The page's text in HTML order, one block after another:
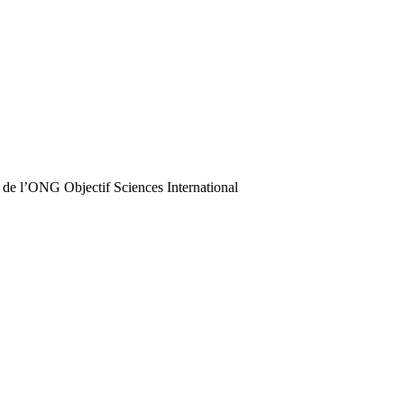
l’ONG Objectif Sciences International